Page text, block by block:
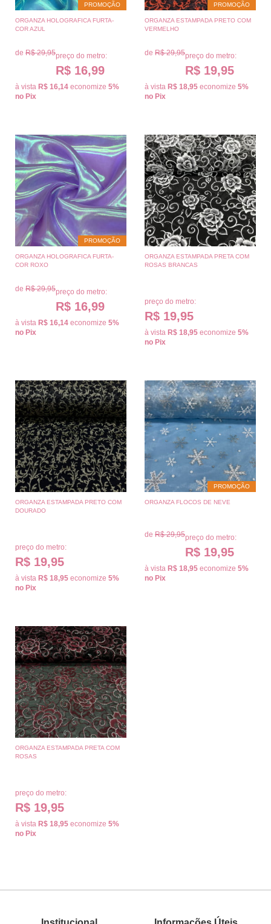
PROMOÇÃO
ORGANZA HOLOGRAFICA FURTA-
COR AZUL
de R$ 29,95preço do metro:
R$ 16,99
à vista R$ 16,14 economize 5%
no Pix
PROMOÇÃO
ORGANZA ESTAMPADA PRETO COM
VERMELHO
de R$ 29,95preço do metro:
R$ 19,95
à vista R$ 18,95 economize 5%
no Pix
PROMOÇÃO
ORGANZA HOLOGRAFICA FURTA-
COR ROXO
de R$ 29,95preço do metro:
R$ 16,99
à vista R$ 16,14 economize 5%
no Pix
ORGANZA ESTAMPADA PRETA COM
ROSAS BRANCAS
preço do metro:
R$ 19,95
à vista R$ 18,95 economize 5%
no Pix
ORGANZA ESTAMPADA PRETO COM
DOURADO
preço do metro:
R$ 19,95
à vista R$ 18,95 economize 5%
no Pix
PROMOÇÃO
ORGANZA FLOCOS DE NEVE
de R$ 29,95preço do metro:
R$ 19,95
à vista R$ 18,95 economize 5%
no Pix
ORGANZA ESTAMPADA PRETA COM
ROSAS
preço do metro:
R$ 19,95
à vista R$ 18,95 economize 5%
no Pix